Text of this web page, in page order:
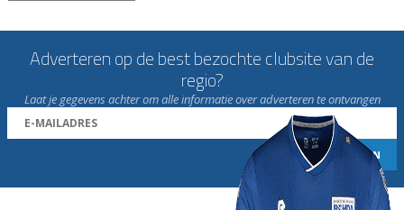
Adverteren op de best bezochte clubsite van de
regio?
Laat je gegevens achter om alle informatie over adverteren te ontvangen